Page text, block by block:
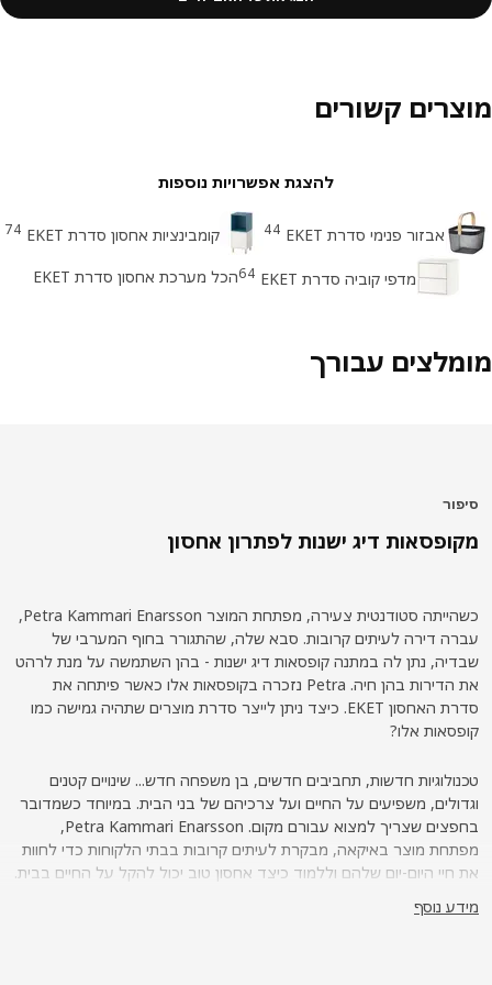
קשורים
להצגת אפשרויות נוספות
אבזור פנימי סדרת EKET 44 קומבינציות אחסון סדרת EKET 74
מדפי קוביה סדרת EKET 64 הכל מערכת אחסון סדרת EKET
עבורך
דיג ישנות לפתרון אחסון
כשהייתה סטודנטית צעירה, מפתחת המוצר Petra Kammari Enarsson,
דירה לעיתים קרובות. סבא שלה, שהתגורר בחוף המערבי של
נתן לה במתנה קופסאות דיג ישנות - בהן השתמשה על מנת לרהט
את הדירות בהן חיה. Petra נזכרה בקופסאות אלו כאשר פיתחה את
סדרת האחסון EKET. כיצד ניתן לייצר סדרת מוצרים שתהיה גמישה כמו
אלו?
חדשות, תחביבים חדשים, בן משפחה חדש... שינויים קטנים
משפיעים על החיים ועל צרכיהם של בני הבית. במיוחד כשמדובר
בחפצים שצריך למצוא עבורם מקום. Petra Kammari Enarsson,
מוצר באיקאה, מבקרת לעיתים קרובות בבתי הלקוחות כדי לחוות
חיי היום-יום שלהם וללמוד כיצד אחסון טוב יכול להקל על החיים בבית.
את ביתו של אחד מההורים. "אין לה חדר משלה, אך המשפחה
נוסף